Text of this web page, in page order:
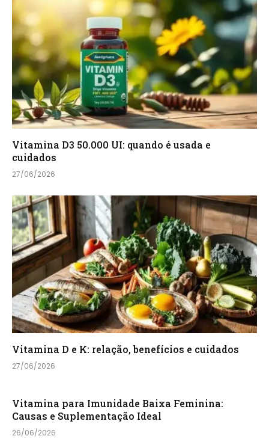
Vitamina D3 50.000 UI: quando é usada e
cuidados
27/06/2026
Vitamina D e K: relação, benefícios e cuidados
27/06/2026
Vitamina para Imunidade Baixa Feminina:
Causas e Suplementação Ideal
26/06/2026